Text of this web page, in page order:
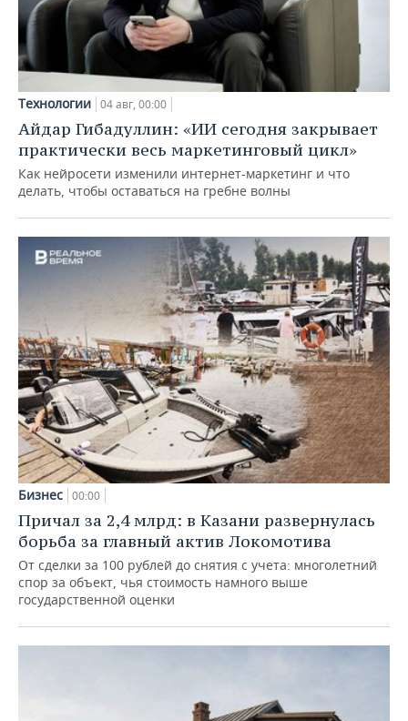
Технологии 04 авг, 00:00
Айдар Гибадуллин: «ИИ сегодня закрывает
практически весь маркетинговый цикл»
Как нейросети изменили интернет-маркетинг и что
делать, чтобы оставаться на гребне волны
Бизнес 00:00
Причал за 2,4 млрд: в Казани развернулась
борьба за главный актив Локомотива
От сделки за 100 рублей до снятия с учета: многолетний
спор за объект, чья стоимость намного выше
государственной оценки